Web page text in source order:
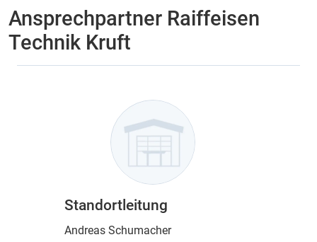
Ansprechpartner Raiffeisen
Technik Kruft
Standortleitung
Andreas Schumacher